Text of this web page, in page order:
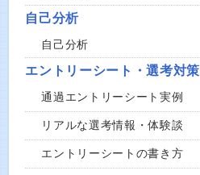
自己分析
自己分析
エントリーシート・選考対策
通過エントリーシート実例
リアルな選考情報・体験談
エントリーシートの書き方